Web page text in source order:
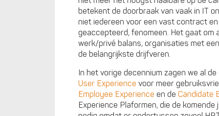
betekent de doorbraak van vaak in IT
niet iedereen voor een vast contract en
geaccepteerd, fenomeen. Het gaat om
werk/privé balans, organisaties met
de belangrijkste drijfveren.
In het vorige decennium zagen we al de
User Experience voor meer
Employee Experience en de Candidate
Experience Plaformen, die de